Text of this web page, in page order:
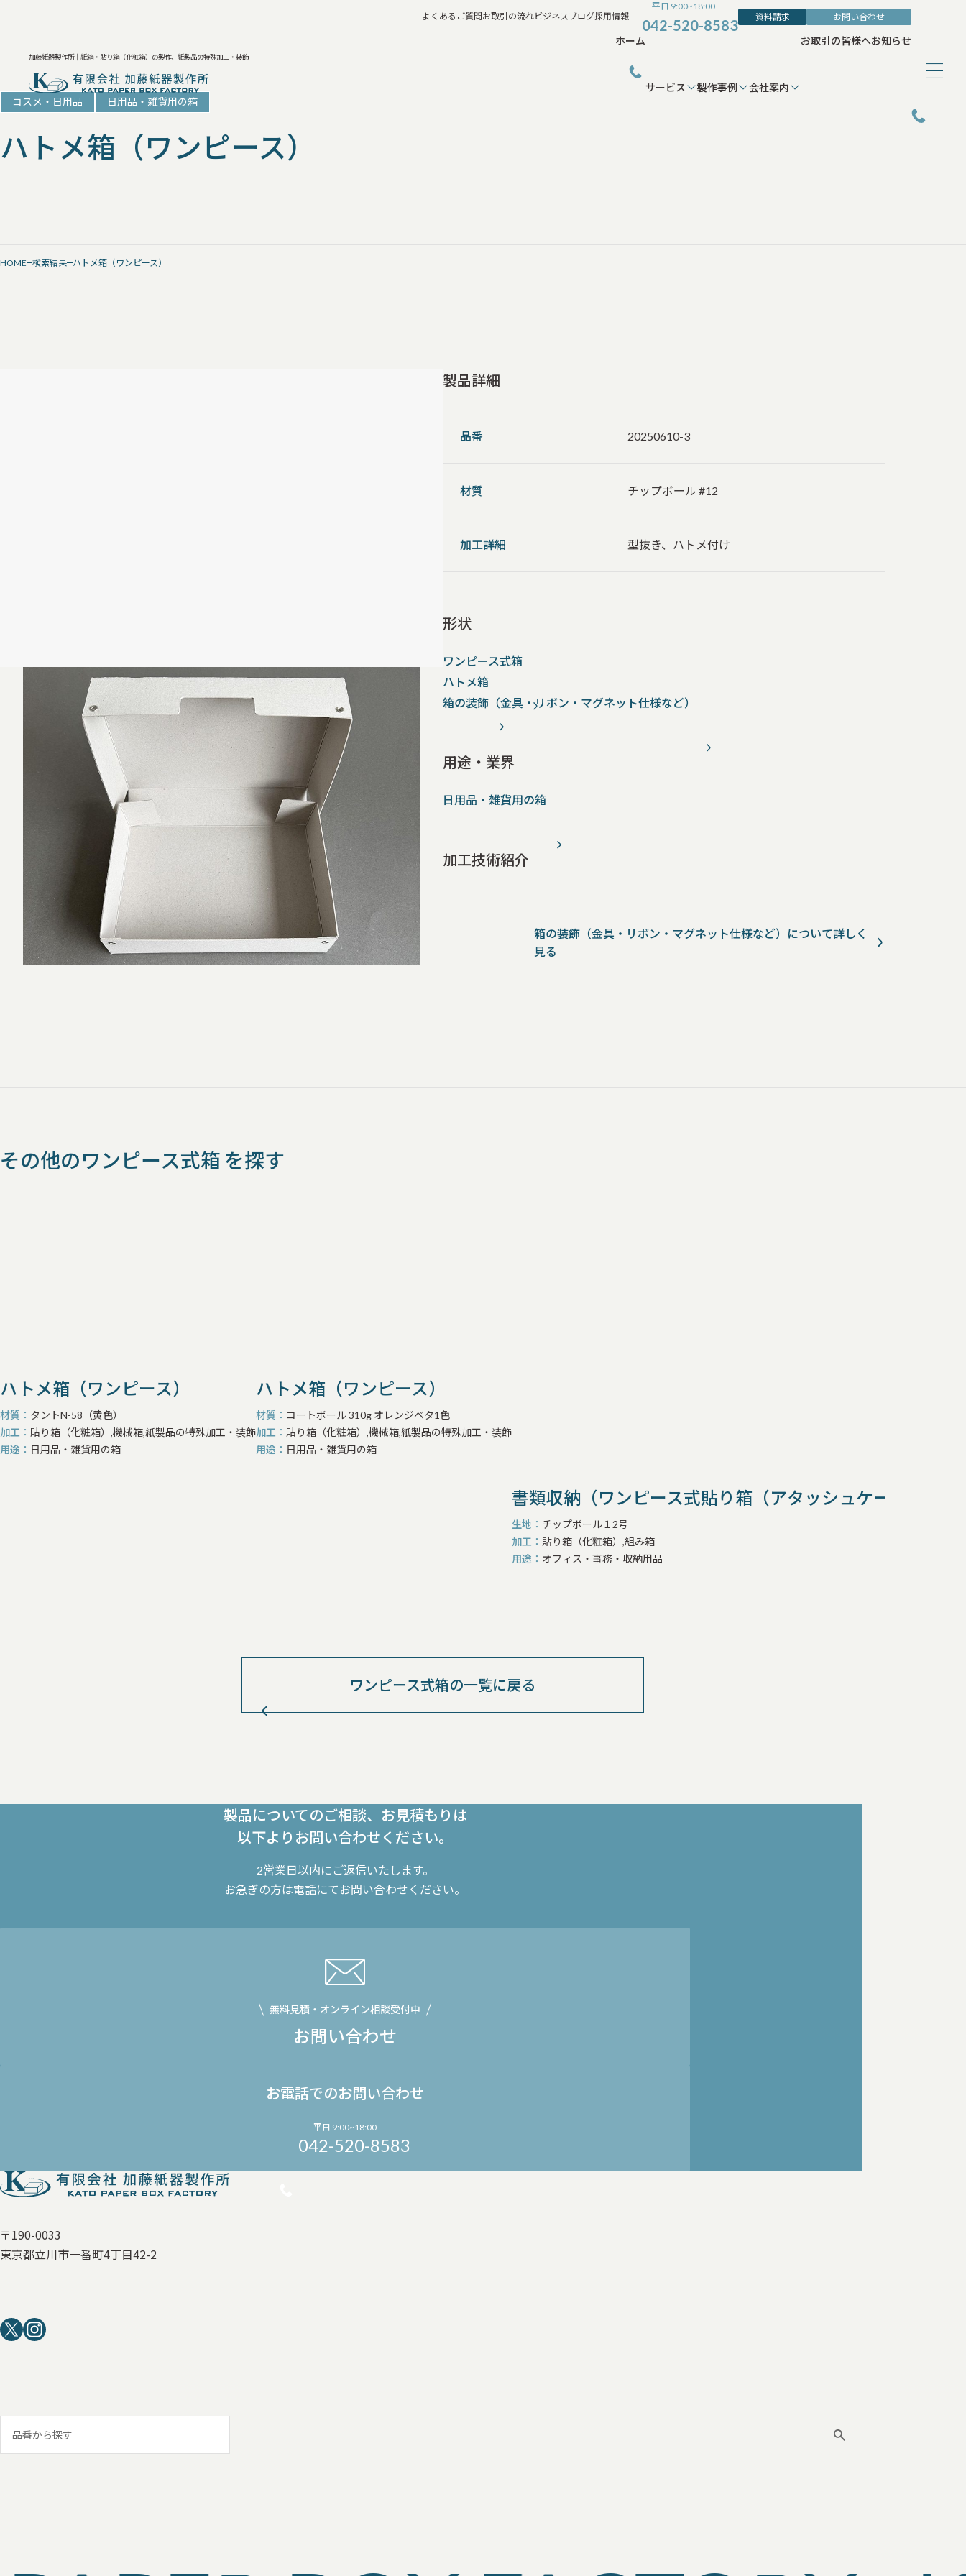
加藤紙器製作所｜紙箱・貼り箱（化粧箱）の製作、紙製品の特殊加工・装飾
よくあるご質問 お取引の流れビジネスブログ採用情報
平日 9:00~18:00
042-520-8583 資料請求 お問い合わせ
ホーム
サービス 製作事例 会社案内
お取引の皆様へお知らせ
コスメ・日用品 日用品・雑貨用の箱
ハトメ箱（ワンピース）
HOME 検索結果 ハトメ箱（ワンピース）
製品詳細
品番 20250610-3
材質 チップボール #12
加工詳細 型抜き、ハトメ付け
形状
ワンピース式箱
ハトメ箱
箱の装飾（金具・リボン・マグネット仕様など）
用途・業界
日用品・雑貨用の箱
加工技術紹介
箱の装飾（金具・リボン・マグネット仕様など）について詳しく
見る
その他のワンピース式箱 を探す
ハトメ箱（ワンピース）
材質
タントN-58（黄色）
加工
貼り箱（化粧箱）,機械箱,紙製品の特殊加工・装飾
用途
日用品・雑貨用の箱
ハトメ箱（ワンピース）
材質
コートボール 310g オレンジベタ1色
加工
貼り箱（化粧箱）,機械箱,紙製品の特殊加工・装飾
用途
日用品・雑貨用の箱
書類収納（ワンピース式貼り箱（アタッシュケース））
生地
チップボール１2号
加工
貼り箱（化粧箱）,組み箱
用途
オフィス・事務・収納用品
ワンピース式箱の一覧に戻る
製品についてのご相談、お見積もりは
以下よりお問い合わせください。
2営業日以内にご返信いたします。
お急ぎの方は電話にてお問い合わせください。
無料見積・オンライン相談受付中
お問い合わせ
お電話でのお問い合わせ
平日 9:00~18:00
042-520-8583
〒190-0033
東京都立川市一番町4丁目42-2